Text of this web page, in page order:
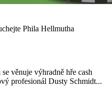
Phila Hellmutha
věnuje výhradně hře cash
profesionál Dusty Schmidt...